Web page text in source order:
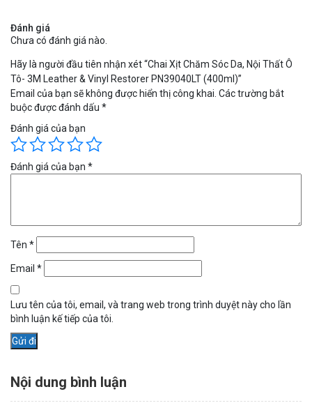
Đánh giá
Chưa có đánh giá nào.
Hãy là người đầu tiên nhận xét “Chai Xịt Chăm Sóc Da, Nội Thất Ô
Tô- 3M Leather & Vinyl Restorer PN39040LT (400ml)”
Email của bạn sẽ không được hiển thị công khai. Các trường bắt
buộc được đánh dấu *
Đánh giá của bạn
Đánh giá của bạn *
Tên *
Email *
Lưu tên của tôi, email, và trang web trong trình duyệt này cho lần
bình luận kế tiếp của tôi.
Nội dung bình luận